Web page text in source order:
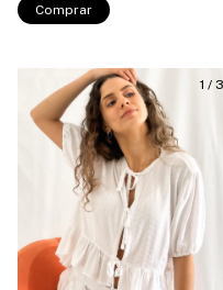
Comprar
1 / 3